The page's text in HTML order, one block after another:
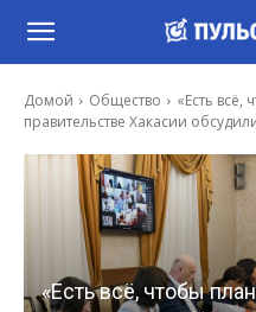
Домой Общество
«Есть
правительстве Хакасии
«Есть всё, чтобы